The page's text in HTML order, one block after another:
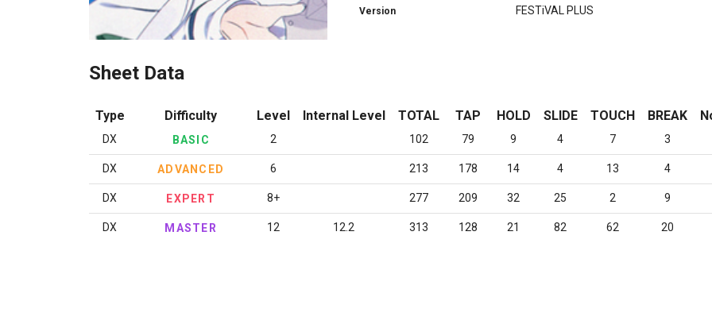
Version FESTiVAL PLUS
Sheet Data
Type Difficulty Level Internal Level TOTAL TAP HOLD SLIDE TOUCH BREAK
DX BASIC 2 102 79 9 4 7 3
DX ADVANCED 6 213 178 14 4 13 4
DX EXPERT 8+ 277 209 32 25 2 9
DX MASTER 12 12.2 313 128 21 82 62 20